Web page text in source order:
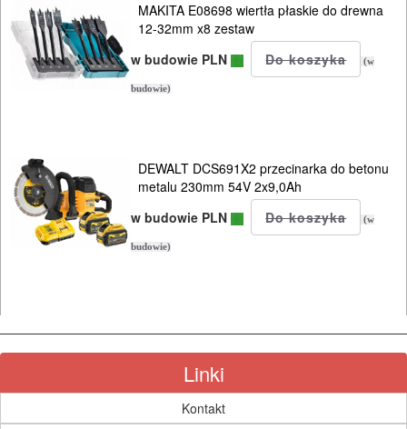
ODZIEŻ
ROBOCZA
SPRZĘT
AGD
OGRODNICZE
NARZĘDZIA
KOSY
CIŚNIENIOWE
MAKITA E08698 wiertła płaskie do drewna
12-32mm x8 zestaw
w budowie PLN
(w
budowie)
DEWALT DCS691X2 przecinarka do betonu
metalu 230mm 54V 2x9,0Ah
w budowie PLN
(w
budowie)
Linki
Kontakt